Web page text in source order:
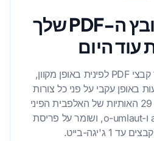
תרגם את קובץ ה-PDF שלך
עוד היום
DocTranslator ממיר קבצי PDF לפינית באופן מקוון,
באופן עקבי על פני כל צורות
הסיומות, מעבד את כל 29 האותיות של האלפבית הפיני
כולל a-ring, a-umlaut ו-o-umlaut, ושומר על פריסת
1 ג'יגה-בייט.